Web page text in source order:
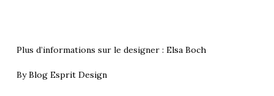
Plus d’informations sur le designer : Elsa Boch
ByBlog Esprit Design